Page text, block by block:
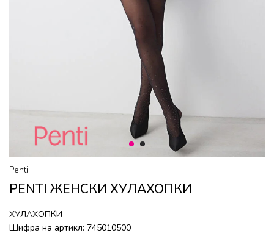
1 2
Penti
PENTI ЖЕНСКИ ХУЛАХОПКИ
ХУЛАХОПКИ
Шифра на артикл: 745010500